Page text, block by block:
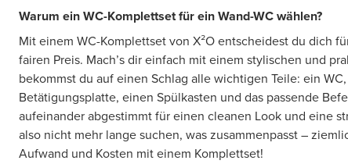
Warum ein WC-Komplettset für ein Wand-WC wählen?
Mit einem WC-Komplettset von X²O entscheidest du dich
fairen Preis. Mach’s dir einfach mit einem stylischen und
bekommst du auf einen Schlag alle wichtigen Teile: ein
Betätigungsplatte, einen Spülkasten und das passende
aufeinander abgestimmt für einen cleanen Look und eine
also nicht mehr lange suchen, was zusammenpasst –
Aufwand und Kosten mit einem Komplettset!